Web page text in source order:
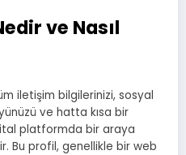
ve Nasıl
iletişim bilgilerinizi, sosyal
ve hatta kısa bir
platformda bir araya
Bu profil, genellikle bir web